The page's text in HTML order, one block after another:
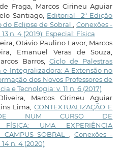
Fraga, Marcos Cirineu Aguiar
Santiago, Editorial- 2ª Edição
do Eclipse de Sobral
Conexões -
n. 4 (2019): Especial: Física
Otávio Paulino Lavor, Marcos
Emanuel Veras de Souza,
Barros, Ciclo de Palestras
e Integralizadora: A Extensão no
dos Novos Professores de
e Tecnologia: v. 11 n. 6 (2017)
Marcos Cirineu Aguiar
Lima,CONTEXTUALIZAÇÃO E
NUM CURSO DE
FÍSICA: UMA EXPERIÊNCIA
SOBRAL
,Conexões -
n. 4 (2020)